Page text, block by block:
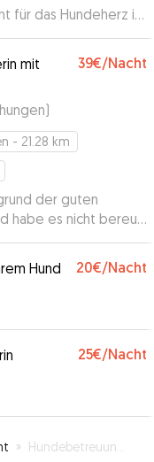
für das Hundeherz ist
mit
39€/Nacht
)
- 21.28 km
der guten
habe es nicht bereut.
Meiner
gut. So kann ich bei
Sorgen bei
Hund 20€/Nacht
25€/Nacht
» Hundebetreuung in Recklinghausen-Süd